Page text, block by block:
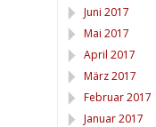
Juni 2017
Mai 2017
April 2017
März 2017
Februar 2017
Januar 2017